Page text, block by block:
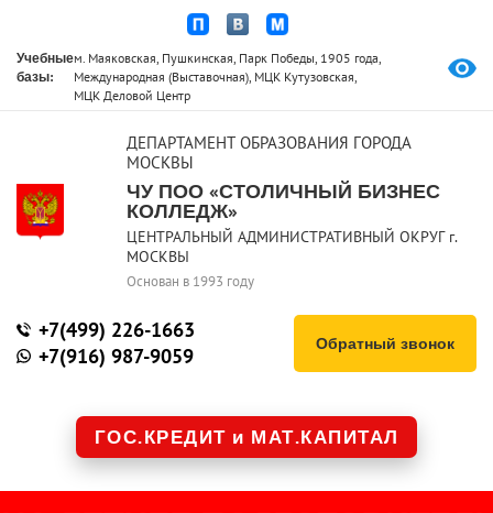
Учебные
базы:
м. Маяковская, Пушкинская, Парк Победы, 1905 года,
Международная (Выставочная), МЦК Кутузовская,
МЦК Деловой Центр
ДЕПАРТАМЕНТ ОБРАЗОВАНИЯ ГОРОДА
МОСКВЫ
ЧУ ПОО «СТОЛИЧНЫЙ БИЗНЕС
КОЛЛЕДЖ»
ЦЕНТРАЛЬНЫЙ АДМИНИСТРАТИВНЫЙ ОКРУГ г.
МОСКВЫ
Основан в 1993 году
+7(499) 226-1663
+7(916) 987-9059
Обратный звонок
ГОС.КРЕДИТ и МАТ.КАПИТАЛ